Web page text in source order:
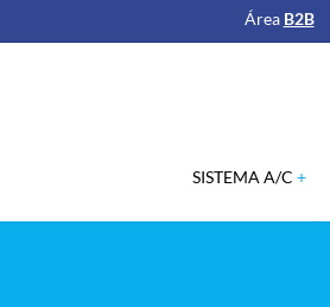
Área B2B
SISTEMA A/C